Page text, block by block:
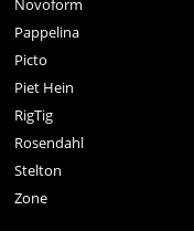
Novoform
Pappelina
Picto
Piet Hein
RigTig
Rosendahl
Stelton
Zone